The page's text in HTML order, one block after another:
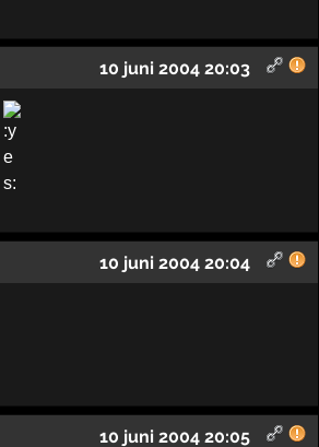
10 juni 2004 20:03
10 juni 2004 20:04
10 juni 2004 20:05